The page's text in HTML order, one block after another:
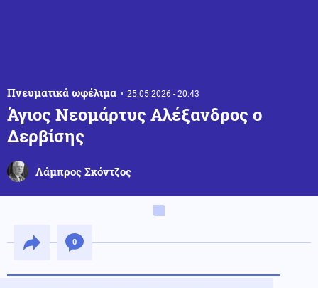
Πνευματικά ωφέλιμα 25.05.2026 - 20:43
Άγιος Νεομάρτυς Αλέξανδρος ο
Δερβίσης
Λάμπρος Σκόντζος
0